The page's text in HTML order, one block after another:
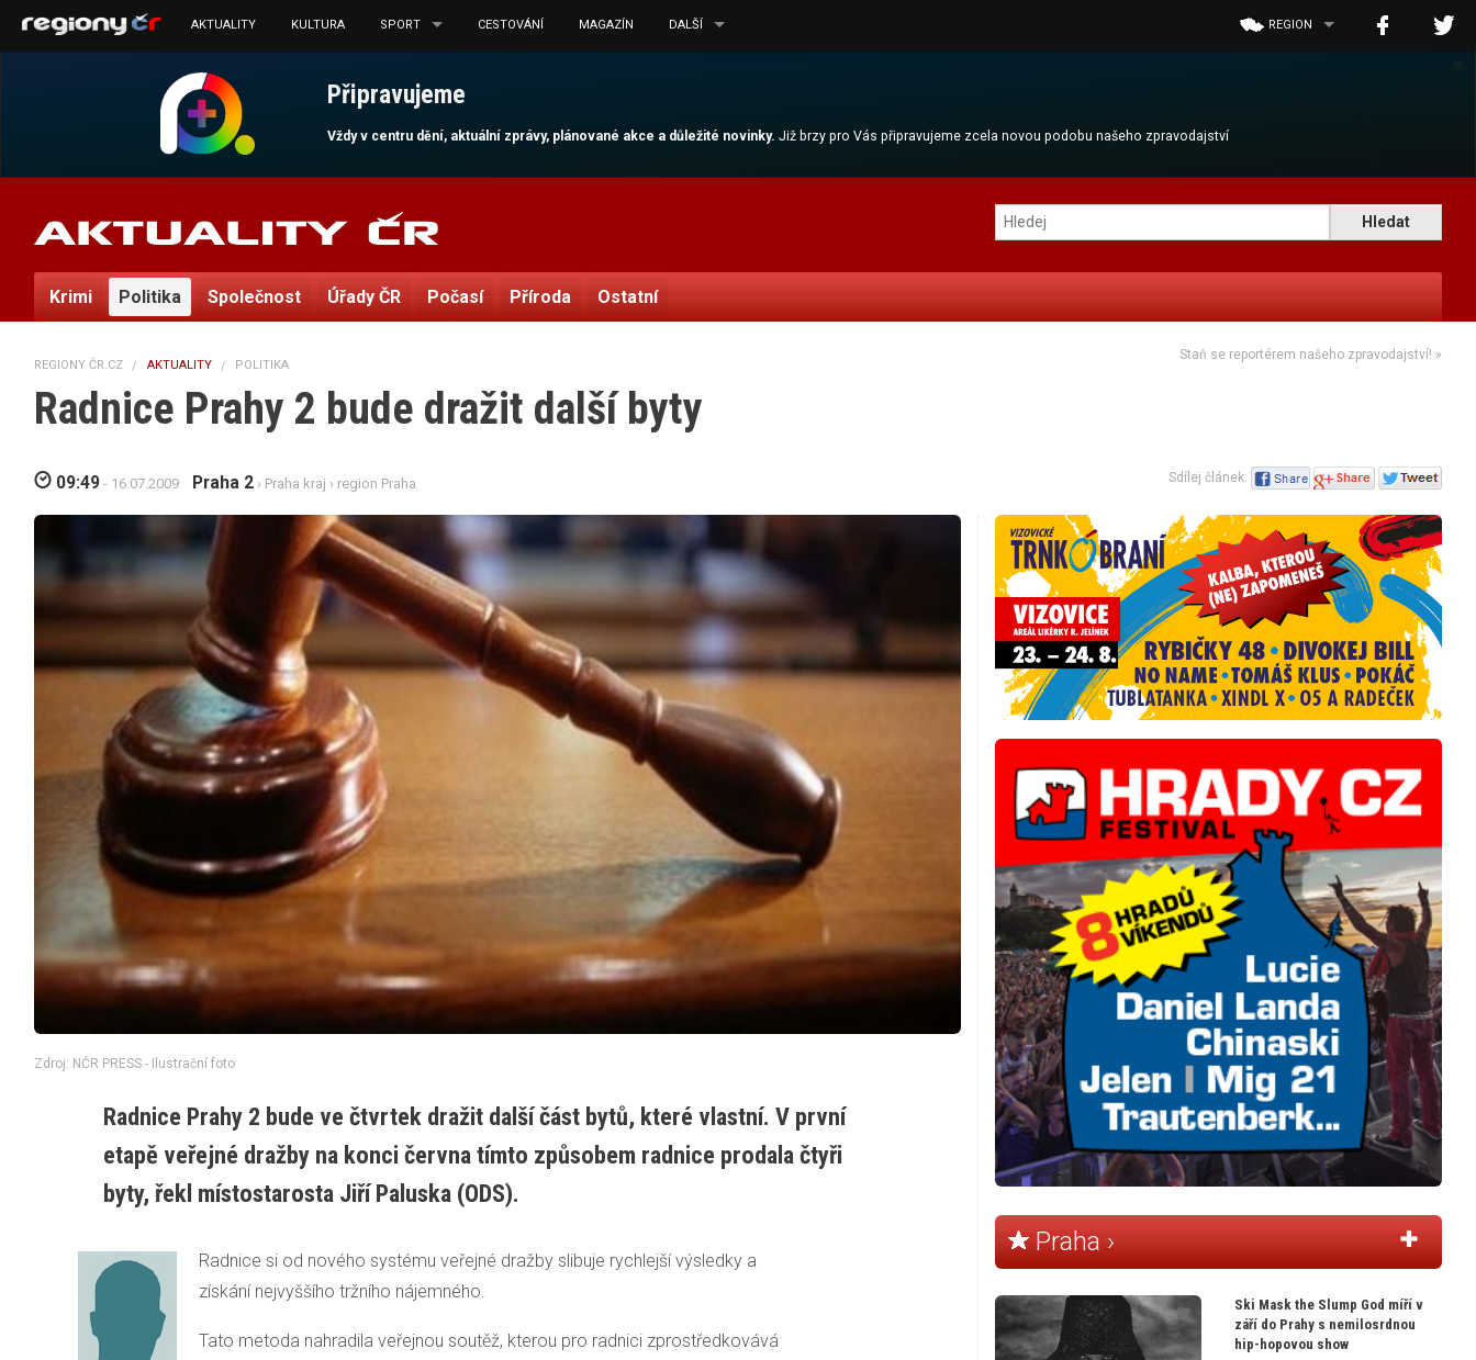
Připravujeme
Vždy v centru dění, aktuální zprávy, plánované akce a důležité novinky.Již brzy pro Vás připravujeme zcela novou podobu našeho zpravodajství
AKTUALITY KULTURA SPORT CESTOVÁNÍ MAGAZÍN DALŠÍ REGION
Krimi Politika Společnost Úřady ČR Počasí Příroda Ostatní
REGIONY ČR.CZ AKTUALITY POLITIKA
Staň se reportérem našeho zpravodajství! »
Radnice Prahy 2 bude dražit další byty
09:49 - 16.07.2009 Praha 2 › Praha kraj › region Praha Sdílej článek:
Zdroj: NČR PRESS - Ilustrační foto
Radnice Prahy 2 bude ve čtvrtek dražit další část bytů, které vlastní. V první
etapě veřejné dražby na konci června tímto způsobem radnice prodala čtyři
byty, řekl místostarosta Jiří Paluska (ODS).
Radnice si od nového systému veřejné dražby slibuje rychlejší výsledky a
získání nejvyššího tržního nájemného.
Tato metoda nahradila veřejnou soutěž, kterou pro radnici zprostředkovává
Praha ›
Ski Mask the Slump God míří v
září do Prahy s nemilosrdnou
hip-hopovou show